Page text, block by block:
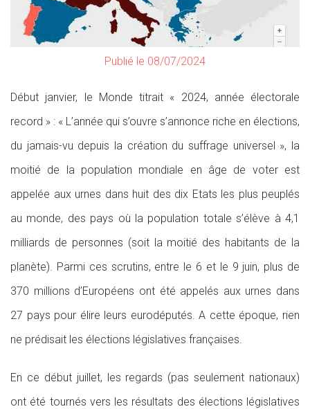
Publié le 08/07/2024
Début janvier, le Monde titrait « 2024, année électorale
record » : « L’année qui s’ouvre s’annonce riche en élections,
du jamais-vu depuis la création du suffrage universel », la
moitié de la population mondiale en âge de voter est
appelée aux urnes dans huit des dix Etats les plus peuplés
au monde, des pays où la population totale s’élève à 4,1
milliards de personnes (soit la moitié des habitants de la
planète). Parmi ces scrutins, entre le 6 et le 9 juin, plus de
370 millions d’Européens ont été appelés aux urnes dans
27 pays pour élire leurs eurodéputés. A cette époque, rien
ne prédisait les élections législatives françaises.
En ce début juillet, les regards (pas seulement nationaux)
ont été tournés vers les résultats des élections législatives